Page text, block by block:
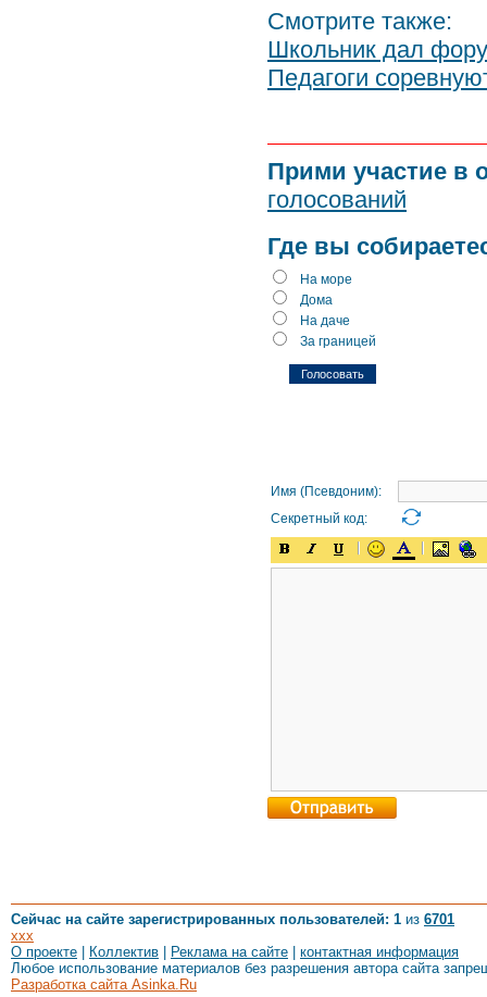
Смотрите также:
Школьник дал
Педагоги
Прими участие в
голосований
Где вы
На море
Дома
На даче
За границей
Имя (Псевдоним):
Секретный код:
Сейчас на сайте зарегистрированных пользователей: 1 из 6701
xxx
О проекте
Коллектив Реклама на сайте
контактная информация
Любое использование материалов без разрешения автора сайта
Разработка сайта Asinka.Ru